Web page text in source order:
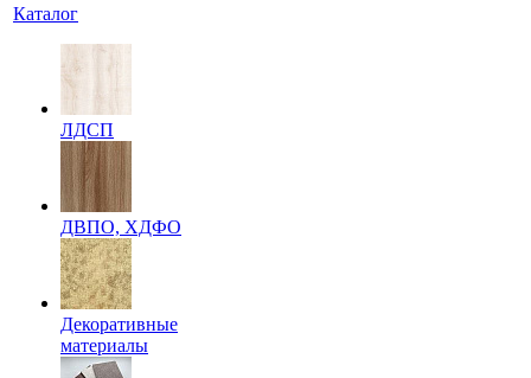
Каталог
ЛДСП
ДВПО, ХДФО
Декоративные
материалы